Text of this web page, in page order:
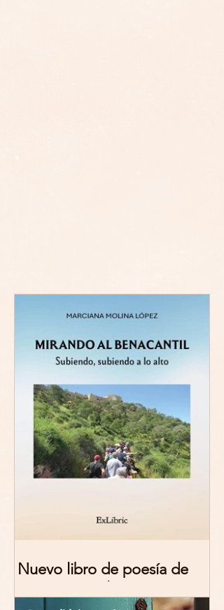
Nuevo libro de poesía de